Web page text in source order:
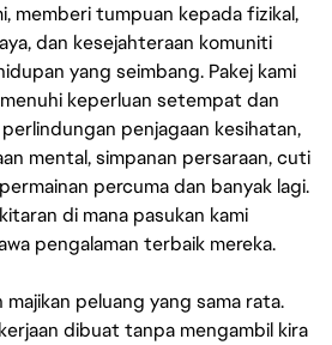
memberi tumpuan kepada fizikal,
dan kesejahteraan komuniti
yang seimbang. Pakej kami
keperluan setempat dan
penjagaan kesihatan,
mental, simpanan persaraan, cuti
percuma dan banyak lagi.
di mana pasukan kami
pengalaman terbaik mereka.
peluang yang sama rata.
dibuat tanpa mengambil kira